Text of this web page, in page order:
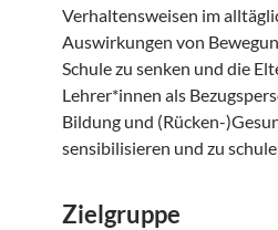
Verhaltensweisen im
Auswirkungen von
Schule zu senken und die
Lehrer*innen als
Bildung und (Rücken-
sensibilisieren und zu
Zielgruppe